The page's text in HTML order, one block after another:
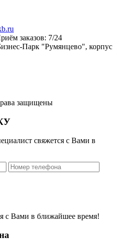
заказов: 7/24
Парк "Румянцево", корпус
защищены
свяжется с Вами в
с Вами в ближайшее время!